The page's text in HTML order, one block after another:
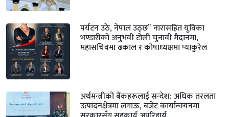
पर्यटन उठे, नेपाल उठ्छ” नारासहित युविका
भण्डारीको अनुभवी टोली चुनावी मैदानमा,
महासचिवमा ढकाल र कोषाध्यक्षमा प्याकुरेल
अर्थमन्त्रीको बैंकहरूलाई सन्देश: अधिक तरलता
उत्पादनक्षेत्रमा लगाऊ, बजेट कार्यान्वयनमा